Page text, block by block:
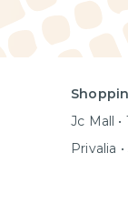
Jc Mall
Privalia